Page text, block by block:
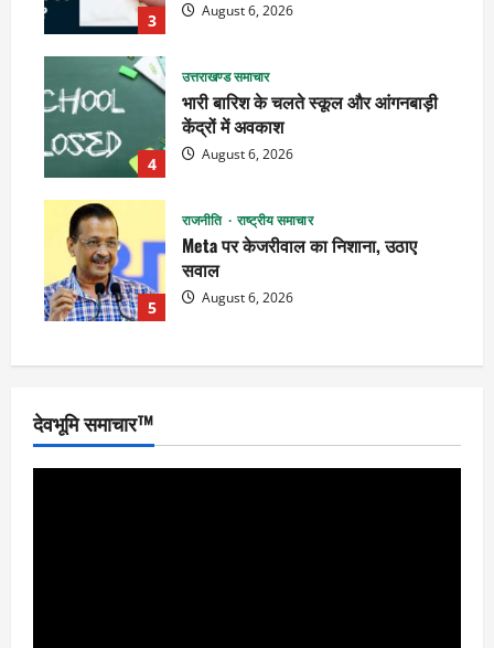
3 August 6, 2026
4
उत्तराखण्ड समाचार
भारी बारिश के चलते स्कूल और आंगनबाड़ी
केंद्रों में अवकाश
August 6, 2026
5
राजनीति राष्ट्रीय समाचार
Meta पर केजरीवाल का निशाना, उठाए
सवाल
August 6, 2026
देवभूमि समाचार™